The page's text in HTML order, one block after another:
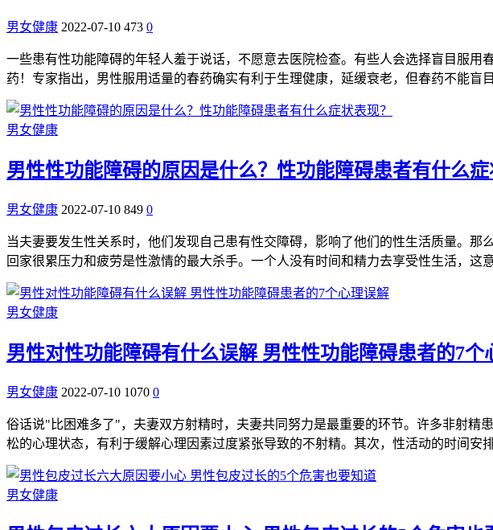
男女健康 2022-07-10 473 0
一些患有性功能障碍的年轻人羞于说话，不愿意去医院检查。有些人会选择盲目服
药！专家指出，男性服用适量的春药确实有利于生理健康，延缓衰老，但春药不能盲
男女健康
男性性功能障碍的原因是什么？性功能障碍患者有什么症
男女健康 2022-07-10 849 0
当夫妻要发生性关系时，他们发现自己患有性交障碍，影响了他们的性生活质量。
回家很累压力和疲劳是性激情的最大杀手。一个人没有时间和精力去享受性生活，
男女健康
男性对性功能障碍有什么误解 男性性功能障碍患者的7个
男女健康 2022-07-10 1070 0
俗话说"比困难多了"，夫妻双方射精时，夫妻共同努力是最重要的环节。许多非射
松的心理状态，有利于缓解心理因素过度紧张导致的不射精。其次，性活动的时间
男女健康